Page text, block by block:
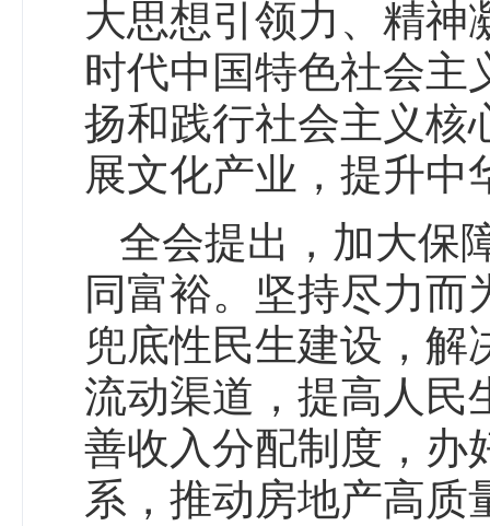
大思想引领力、精神
时代中国特色社会主
扬和践行社会主义核
展文化产业，提升中
全会提出，加大保
同富裕。坚持尽力
兜底性民生建设，解
流动渠道，提高人民
善收入分配制度，办
系，推动房地产高质